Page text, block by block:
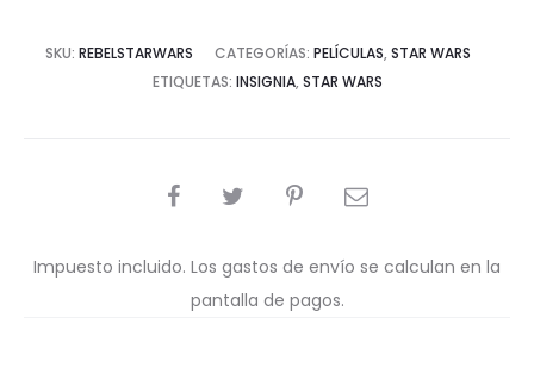
SKU: REBELSTARWARS CATEGORÍAS: PELÍCULAS, STAR WARS
ETIQUETAS: INSIGNIA, STAR WARS
COMPARTIR
Impuesto incluido. Los gastos de envío se calculan en la
pantalla de pagos.